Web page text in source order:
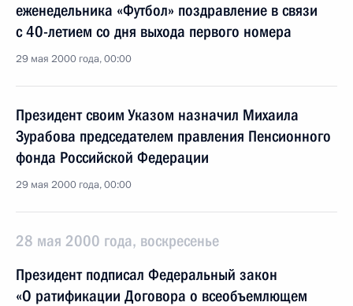
еженедельника «Футбол» поздравление в связи
с 40-летием со дня выхода первого номера
29 мая 2000 года, 00:00
Президент своим Указом назначил Михаила
Зурабова председателем правления Пенсионного
фонда Российской Федерации
29 мая 2000 года, 00:00
28 мая 2000 года, воскресенье
Президент подписал Федеральный закон
«О ратификации Договора о всеобъемлющем